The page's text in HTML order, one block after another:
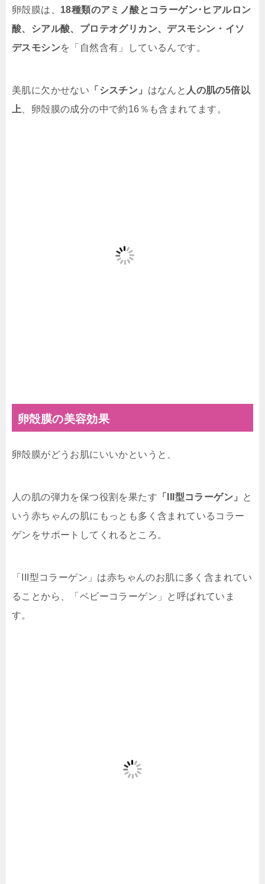
卵殻膜は、 18種類のアミノ酸とコラーゲン･ヒアルロン
酸、シアル酸、プロテオグリカン、デスモシン・イソ
デスモシンを「自然含有」しているんです。
美肌に欠かせない 「シスチン」 はなんと 人の肌の5倍以
上、卵殻膜の成分の中で約16％も含まれてます。
卵殻膜の美容効果
卵殻膜がどうお肌にいいかというと、
人の肌の弾力を保つ役割を果たす 「III型コラーゲン」 と
いう赤ちゃんの肌にもっとも多く含まれているコラー
ゲンをサポートしてくれるところ。
「III型コラーゲン」は赤ちゃんのお肌に多く含まれてい
ることから、「ベビーコラーゲン」と呼ばれていま
す。